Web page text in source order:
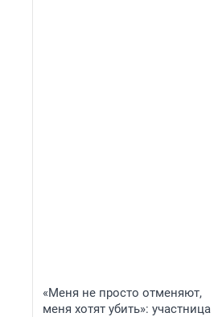
«Меня не просто отменяют,
меня хотят убить»: участница